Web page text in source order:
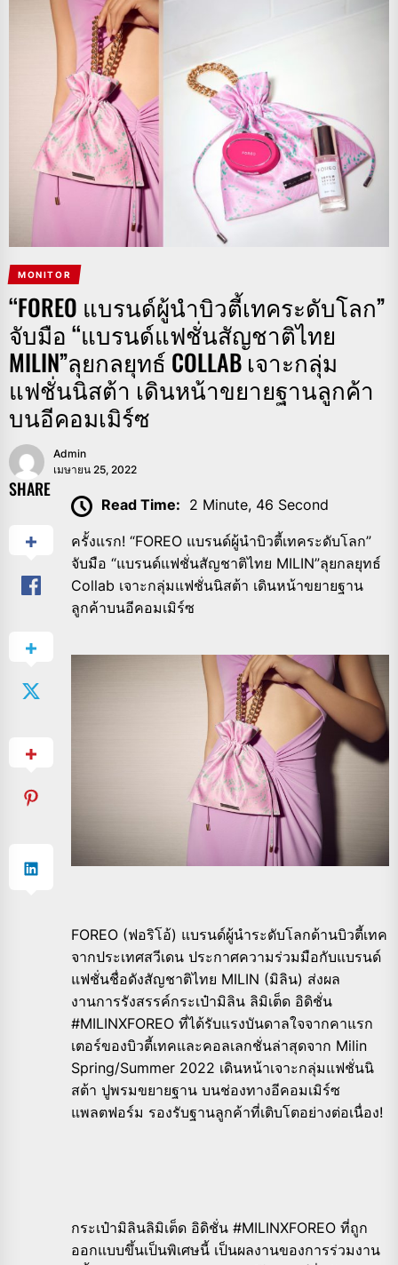
MONITOR
“FOREO แบรนด์ผู้นำบิวตี้เทคระดับโลก”
จับมือ “แบรนด์แฟชั่นสัญชาติไทย
MILIN”ลุยกลยุทธ์ COLLAB เจาะกลุ่ม
แฟชั่นนิสต้า เดินหน้าขยายฐานลูกค้า
บนอีคอมเมิร์ซ
Admin
เมษายน 25, 2022
SHARE
Read Time: 2 Minute, 46 Second
ครั้งแรก! “FOREO แบรนด์ผู้นำบิวตี้เทคระดับโลก”
จับมือ “แบรนด์แฟชั่นสัญชาติไทย MILIN”ลุยกลยุทธ์
Collab เจาะกลุ่มแฟชั่นนิสต้า เดินหน้าขยายฐาน
ลูกค้าบนอีคอมเมิร์ซ
FOREO (ฟอริโอ้) แบรนด์ผู้นำระดับโลกด้านบิวตี้เทค
จากประเทศสวีเดน ประกาศความร่วมมือกับแบรนด์
แฟชั่นชื่อดังสัญชาติไทย MILIN (มิลิน) ส่งผล
งานการรังสรรค์กระเป๋ามิลิน ลิมิเต็ด อิดิชั่น
#MILINXFOREO ที่ได้รับแรงบันดาลใจจากคาแรก
เตอร์ของบิวตี้เทคและคอลเลกชั่นล่าสุดจาก Milin
Spring/Summer 2022 เดินหน้าเจาะกลุ่มแฟชั่นนิ
สต้า ปูพรมขยายฐาน บนช่องทางอีคอมเมิร์ซ
แพลตฟอร์ม รองรับฐานลูกค้าที่เติบโตอย่างต่อเนื่อง!
กระเป๋ามิลินลิมิเต็ด อิดิชั่น #MILINXFOREO ที่ถูก
ออกแบบขึ้นเป็นพิเศษนี้ เป็นผลงานของการร่วมงาน